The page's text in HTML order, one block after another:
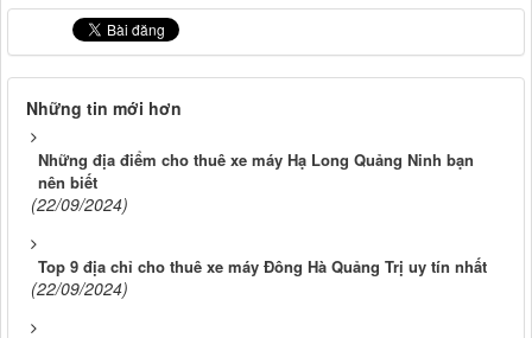
Những tin mới hơn
Những địa điểm cho thuê xe máy Hạ Long Quảng Ninh bạn
nên biết
(22/09/2024)
Top 9 địa chỉ cho thuê xe máy Đông Hà Quảng Trị uy tín nhất
(22/09/2024)